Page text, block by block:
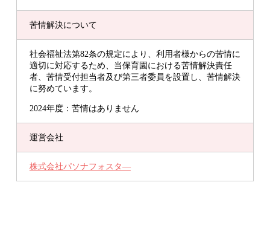
苦情解決について
社会福祉法第82条の規定により、利用者様からの苦情に
適切に対応するため、当保育園における苦情解決責任
者、苦情受付担当者及び第三者委員を設置し、苦情解決
に努めています。
2024年度：苦情はありません
運営会社
株式会社パソナフォスタ―